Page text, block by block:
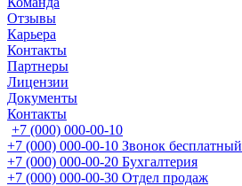
Отзывы
Карьера
Контакты
Партнеры
Лицензии
Документы
Контакты
+7 (000) 000-00-10
+7 (000) 000-00-10 Звонок бесплатный
+7 (000) 000-00-20 Бухгалтерия
+7 (000) 000-00-30 Отдел продаж